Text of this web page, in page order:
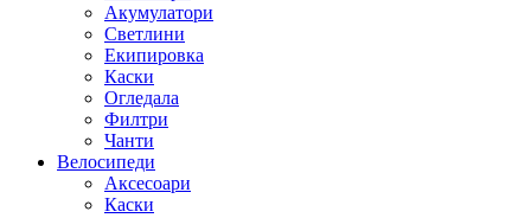
Акумулатори
Светлини
Екипировка
Каски
Огледала
Филтри
Чанти
Велосипеди
Аксесоари
Каски